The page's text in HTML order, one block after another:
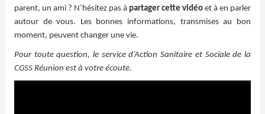
parent, un ami ? N’hésitez pas à partager cette vidéo et à en parler
autour de vous. Les bonnes informations, transmises au bon
moment, peuvent changer une vie.
Pour toute question, le service d’Action Sanitaire et Sociale de la
CGSS Réunion est à votre écoute.